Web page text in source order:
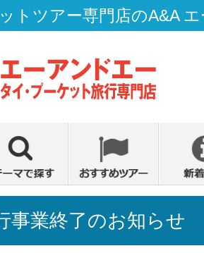
トツアー専門店のA&A
事業終了のお知らせ